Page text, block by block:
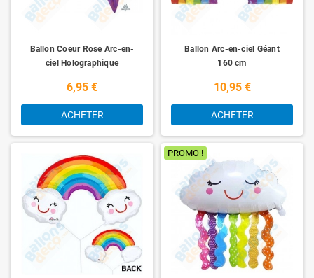
Ballon Coeur Rose Arc-en-
ciel Holographique
6,95 €
ACHETER
Ballon Arc-en-ciel Géant
160 cm
10,95 €
ACHETER
PROMO !